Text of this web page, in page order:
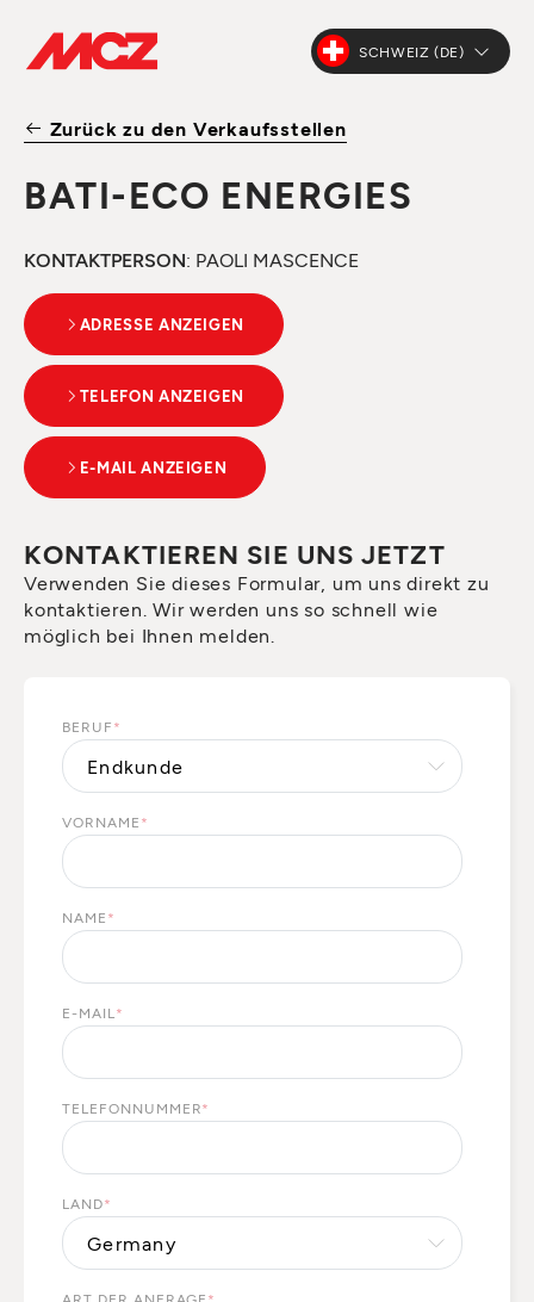
SCHWEIZ (DE)
Zurück zu den Verkaufsstellen
BATI-ECO ENERGIES
KONTAKTPERSON: PAOLI MASCENCE
ADRESSE ANZEIGEN
TELEFON ANZEIGEN
E-MAIL ANZEIGEN
KONTAKTIEREN SIE UNS JETZT
Verwenden Sie dieses Formular, um uns direkt zu
kontaktieren. Wir werden uns so schnell wie
möglich bei Ihnen melden.
BERUF *
VORNAME *
NAME *
E-MAIL *
TELEFONNUMMER*
LAND*
ART DER ANFRAGE *